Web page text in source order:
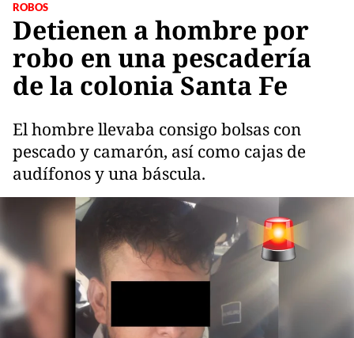
ROBOS
Detienen a hombre por
robo en una pescadería
de la colonia Santa Fe
El hombre llevaba consigo bolsas con
pescado y camarón, así como cajas de
audífonos y una báscula.